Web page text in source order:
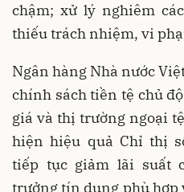
chậm; xử lý nghiêm
thiếu trách nhiệm, vi
Ngân hàng Nhà nước
chính sách tiền tệ chủ
giá và thị trường ngoại
hiện hiệu quả Chỉ thị
tiếp tục giảm lãi suất
trưởng tín dụng phù hợp